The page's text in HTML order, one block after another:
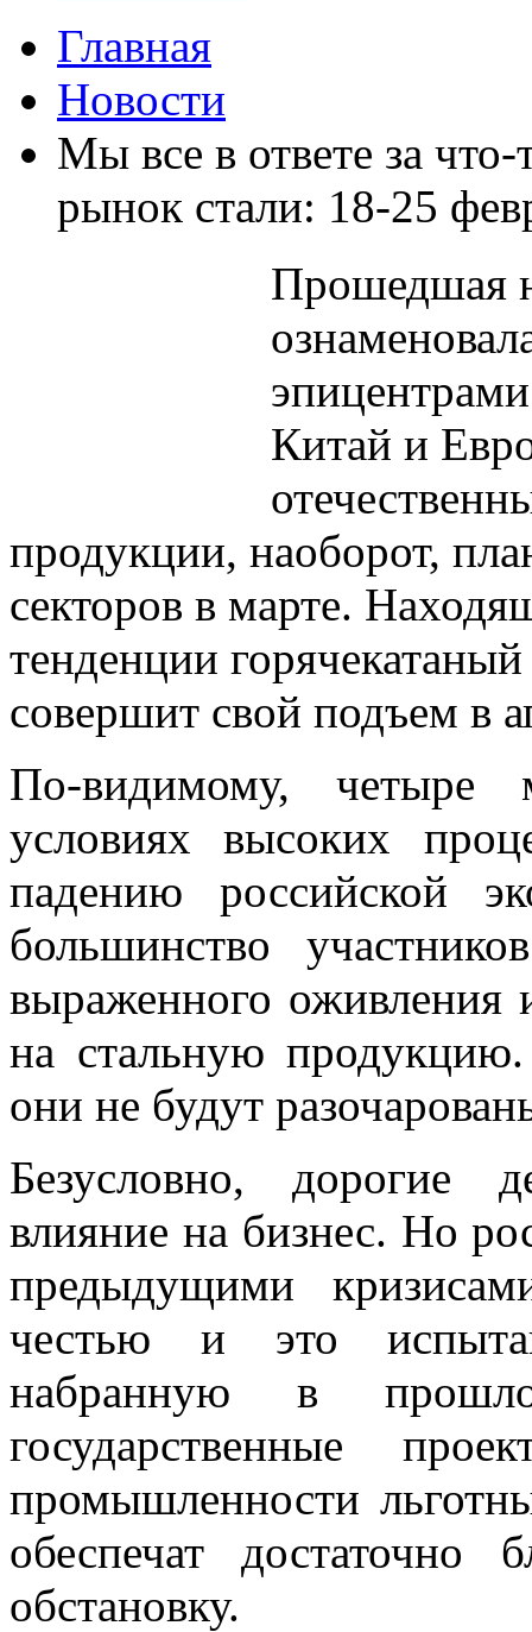
Главная
Новости
Мы все в ответе за
рынок стали: 18-25
Прошедшая
Китай и
продукции, наоборот,
секторов в марте.
тенденции
совершит свой подъем в
По-видимому, четыре
условиях высоких
падению российской
большинство
выраженного оживления
на стальную
они не будут
Безусловно, дорогие
влияние на бизнес. Но
предыдущими
честью и это
набранную в
государственные
промышленности
обеспечат достаточно
обстановку.